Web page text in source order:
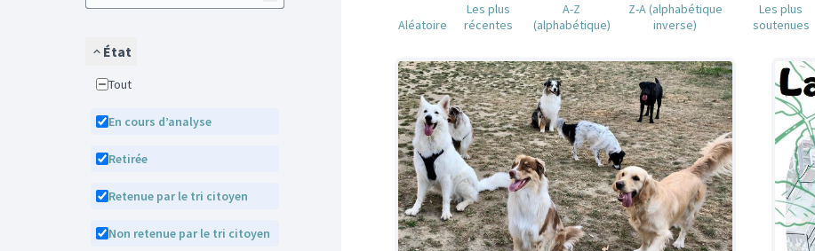
État
Tout
En cours d’analyse
Retirée
Retenue par le tri citoyen
Non retenue par le tri citoyen
Aléatoire
Les plus
récentes
A-Z
(alphabétique)
Z-A (alphabétique
inverse)
Les plus
soutenues